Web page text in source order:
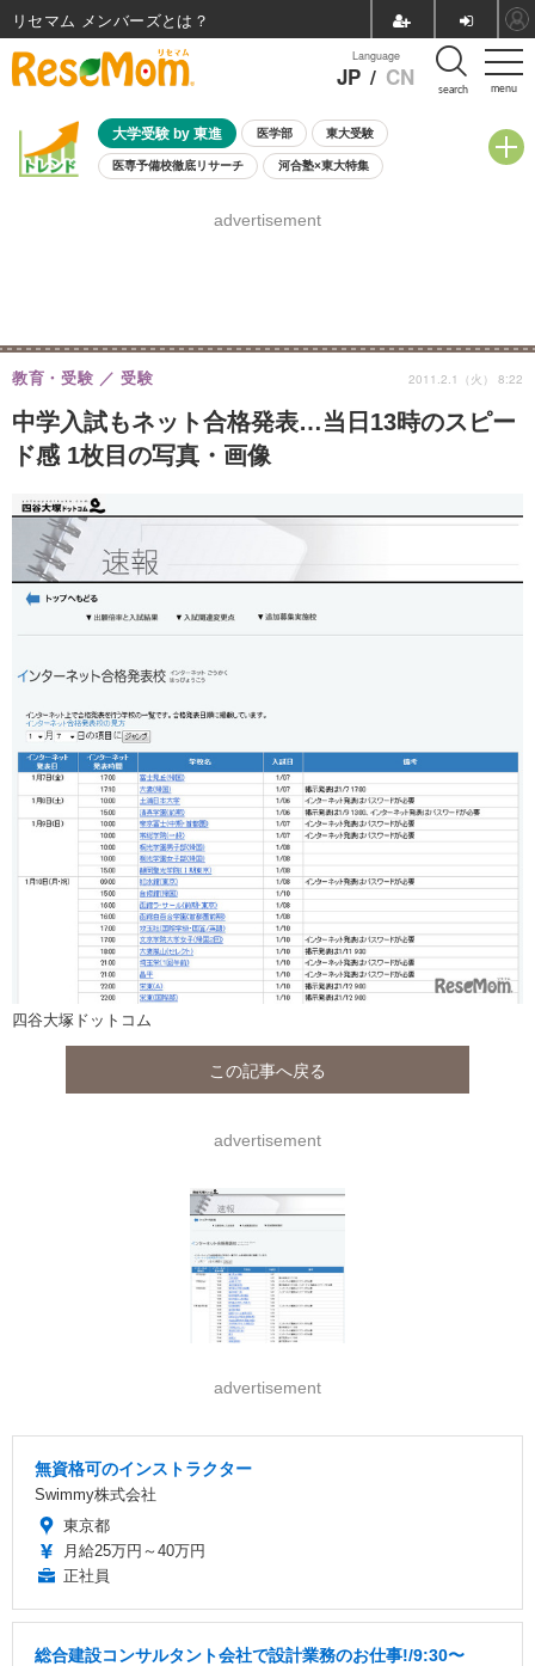
menu
Language
JP / CN search
大学受験 by 東進 医学部 東大受験
医専予備校徹底リサーチ 河合塾×東大特集
8月開催学校説明会・相談会
advertisement
中学入試もネット合格発表…当日13時のスピー
ド感 1枚目の写真・画像
教育・受験 受験 2011.2.1（火） 8:22
四谷大塚ドットコム
この記事へ戻る
advertisement
advertisement
無資格可のインストラクター
Swimmy株式会社
東京都
月給25万円～40万円
正社員
総合建設コンサルタント会社で設計業務のお仕事!/9:30〜
リセマム メンバーズ